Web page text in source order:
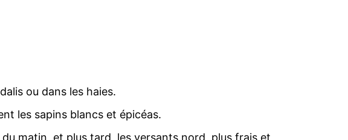
ou dans les haies.
les sapins blancs et épicéas.
matin, et plus tard, les versants nord, plus frais et